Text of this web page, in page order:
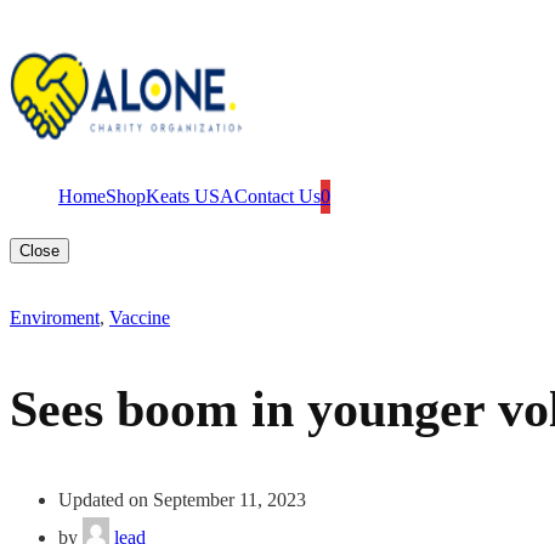
HomeShopKeats USAContact Us0
Close
Enviroment, Vaccine
Sees boom in younger
Updated on September 11, 2023
by
lead